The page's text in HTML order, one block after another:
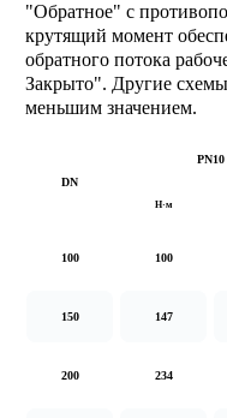
"Обратное" с
крутящий момент
обратного потока
Закрыто". Другие
меньшим значением.
DN
PN10
Н·м
100 100
150 147
200 234